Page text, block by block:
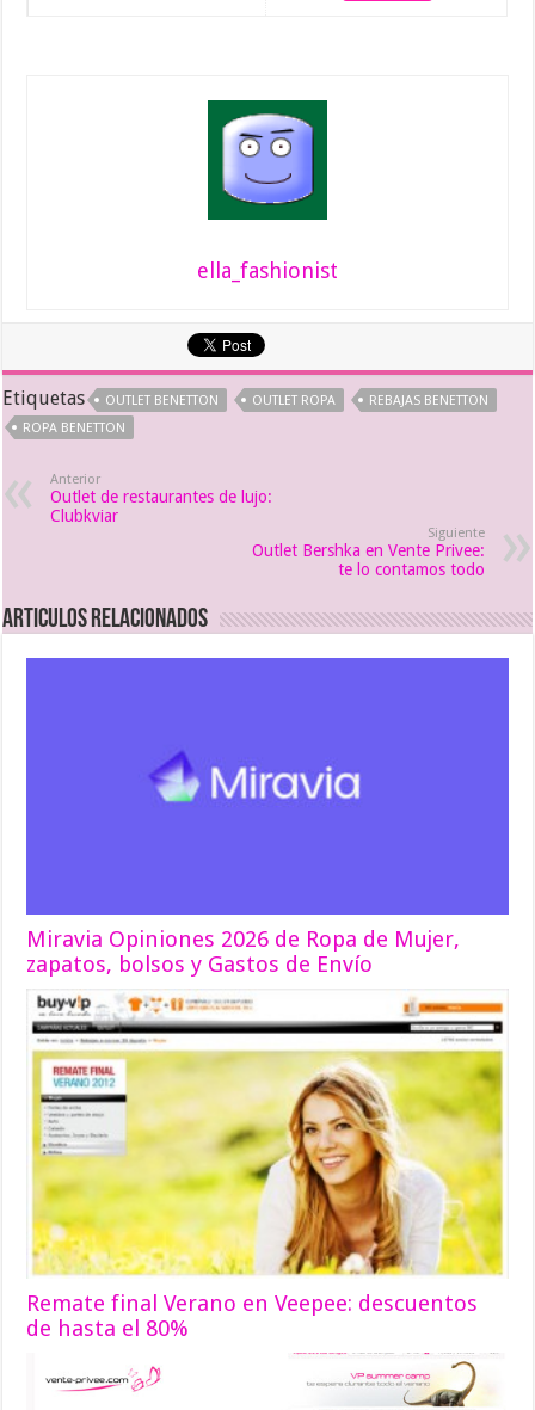
ella_fashionist
Etiquetas OUTLET BENETTON OUTLET ROPA
REBAJAS BENETTON
ROPA BENETTON
Anterior
Outlet de restaurantes de lujo:
Clubkviar
Siguiente
Outlet Bershka en Vente Privee:
te lo contamos todo
Articulos relacionados
Miravia Opiniones 2026 de Ropa de Mujer,
zapatos, bolsos y Gastos de Envío
Remate final Verano en Veepee: descuentos
de hasta el 80%